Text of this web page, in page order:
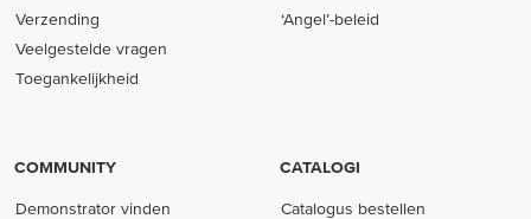
Verzending
Veelgestelde vragen
Toegankelijkheid
‘Angel’-beleid
COMMUNITY
Demonstrator vinden
CATALOGI
Catalogus bestellen